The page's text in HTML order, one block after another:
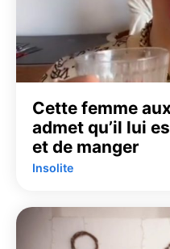
Cette femme
admet qu’il lui
et de manger
Insolite